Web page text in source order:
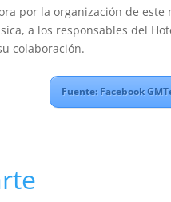
por la organización de
a los responsables del
colaboración.
Fuente: Facebook